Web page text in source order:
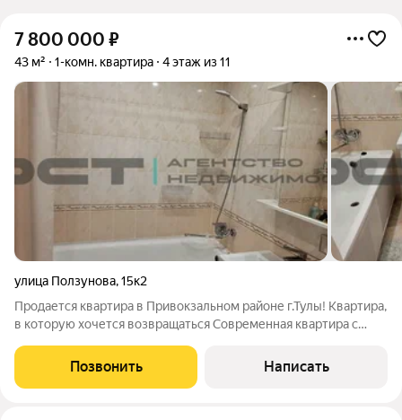
7 800 000 ₽
43 м² 1-комн. квартира 4 этаж из 11
улица Ползунова,15к2
Продается квартира в Привокзальном районе г.Тулы! Квартира,
в которую хочется возвращаться Современная квартира с
мебелью и техникой идеальный вариант для комфортной
жизни без лишних вложений.
Позвонить Написать